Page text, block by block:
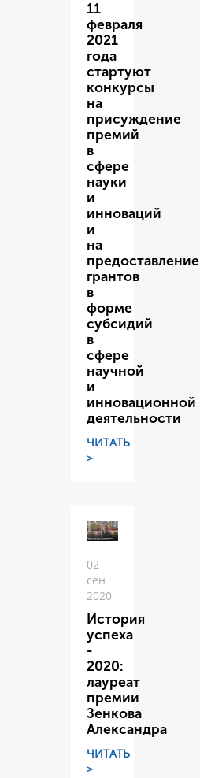
11
февраля
2021
года
стартуют
конкурсы
на
присуждение
премий
в
сфере
науки
и
инноваций
и
на
предоставление
грантов
в
форме
субсидий
в
сфере
научной
и
инновационной
деятельности
ЧИТАТЬ
>
02
сен
2020
История
успеха
-
2020:
лауреат
премии
Зенкова
Александра
ЧИТАТЬ
>